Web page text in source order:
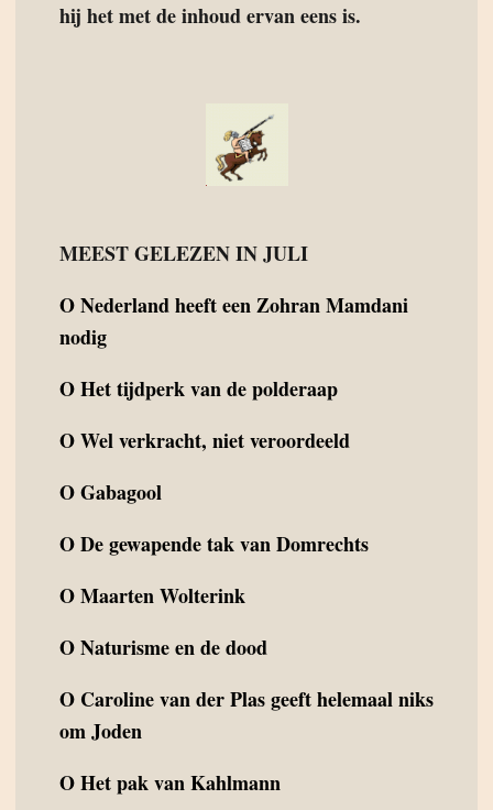
hij het met de inhoud ervan eens is.
MEEST GELEZEN IN JULI
ONederland heeft een Zohran Mamdani
nodig
OHet tijdperk van de polderaap
OWel verkracht, niet veroordeeld
OGabagool
ODe gewapende tak van Domrechts
OMaarten Wolterink
ONaturisme en de dood
O Caroline van der Plas geeft helemaal niks
om Joden
OHet pak van Kahlmann